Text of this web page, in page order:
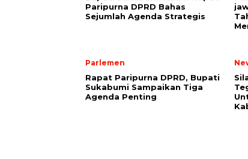
Paripurna DPRD Bahas
Sejumlah Agenda Strategis
Parlemen
Rapat Paripurna DPRD, Bupati
Sukabumi Sampaikan Tiga
Agenda Penting